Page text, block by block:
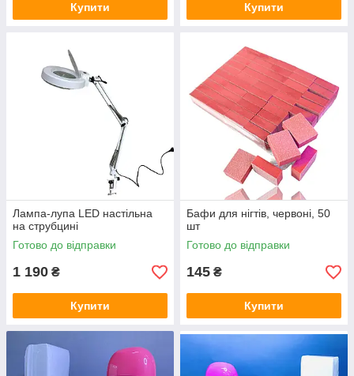
Купити Купити
Лампа-лупа LED настільна
на струбцині
Готово до відправки
1 190 ₴
Купити
Бафи для нігтів, червоні, 50
шт
Готово до відправки
145 ₴
Купити